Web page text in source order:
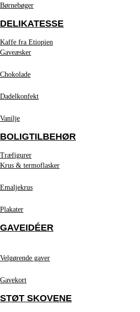
Børnebøger
DELIKATESSE
Kaffe fra Etiopien
Gaveæsker
Chokolade
Dadelkonfekt
Vanilje
BOLIGTILBEHØR
Træfigurer
Krus & termoflasker
Emaljekrus
Plakater
GAVEIDÉER
Velgørende gaver
Gavekort
STØT SKOVENE